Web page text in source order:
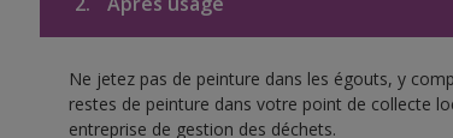
Ne jetez pas de peinture dans les égouts, y
restes de peinture dans votre point de collecte
entreprise de gestion des déchets.